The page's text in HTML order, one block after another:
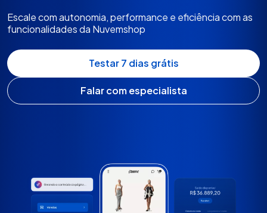
Escale com autonomia, performance e eficiência com as
funcionalidades da Nuvemshop
Testar 7 dias grátis
Falar com especialista